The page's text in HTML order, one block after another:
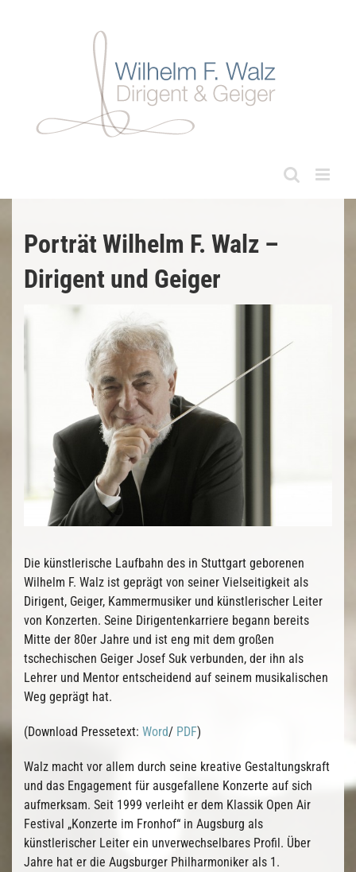
Porträt Wilhelm F. Walz –
Dirigent und Geiger
Die künstlerische Laufbahn des in Stuttgart geborenen
Wilhelm F. Walz ist geprägt von seiner Vielseitigkeit als
Dirigent, Geiger, Kammermusiker und künstlerischer Leiter
von Konzerten. Seine Dirigentenkarriere begann bereits
Mitte der 80er Jahre und ist eng mit dem großen
tschechischen Geiger Josef Suk verbunden, der ihn als
Lehrer und Mentor entscheidend auf seinem musikalischen
Weg geprägt hat.
(Download Pressetext: Word/ PDF)
Walz macht vor allem durch seine kreative Gestaltungskraft
und das Engagement für ausgefallene Konzerte auf sich
aufmerksam. Seit 1999 verleiht er dem Klassik Open Air
Festival „Konzerte im Fronhof“ in Augsburg als
künstlerischer Leiter ein unverwechselbares Profil. Über
Jahre hat er die Augsburger Philharmoniker als 1.